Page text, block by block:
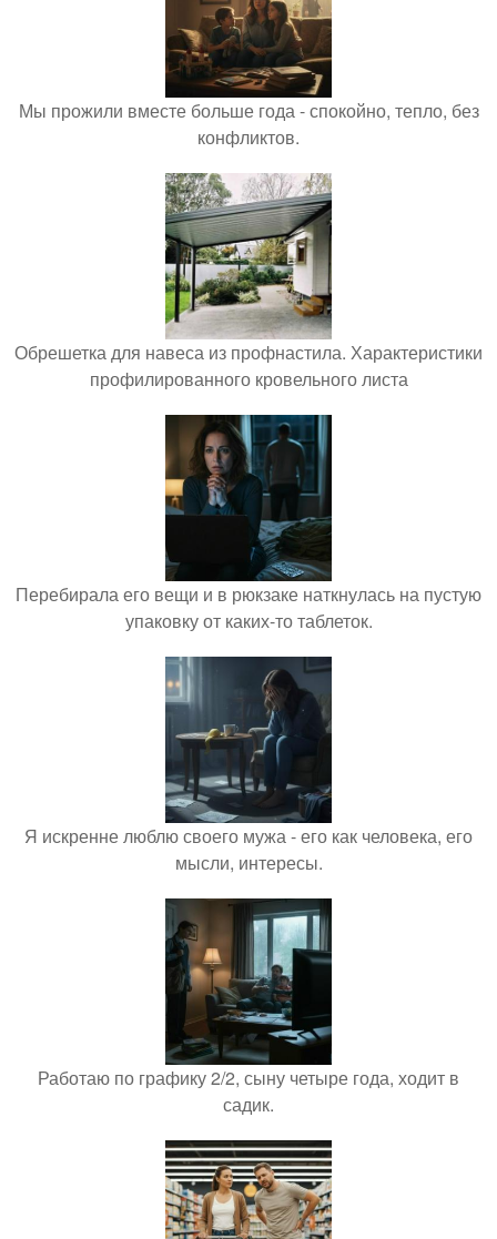
Мы прожили вместе больше года - спокойно, тепло, без
конфликтов.
Обрешетка для навеса из профнастила. Характеристики
профилированного кровельного листа
Перебирала его вещи и в рюкзаке наткнулась на пустую
упаковку от каких-то таблеток.
Я искренне люблю своего мужа - его как человека, его
мысли, интересы.
Работаю по графику 2/2, сыну четыре года, ходит в
садик.